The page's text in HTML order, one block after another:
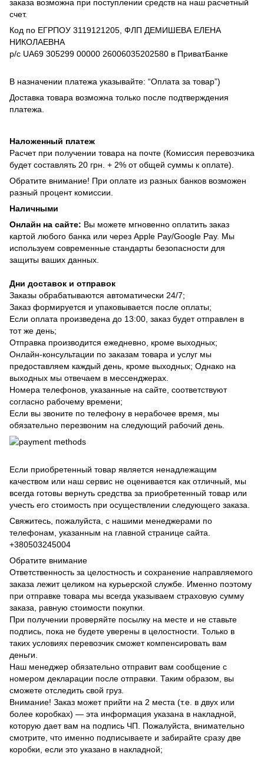
заказа возможна при поступлении средств на наш расчетный
счет.
Код по ЕГРПОУ 3119121205, ФЛП ДЕМИШЕВА ЕЛЕНА
НИКОЛАЕВНА
р/с UA69 305299 00000 26006035202580 в ПриватБанке
В назначении платежа указывайте: “Оплата за товар”)
Доставка товара возможна только после подтверждения
платежа.
Наложенный платеж
Расчет при получении товара на почте (Комиссия перевозчика
будет составлять 20 грн. + 2% от общей суммы к оплате).
Обратите внимание! При оплате из разных банков возможен
разный процент комиссии.
Наличными
Онлайн на сайте: Вы можете мгновенно оплатить заказ
картой любого банка или через Apple Pay/Google Pay. Мы
используем современные стандарты безопасности для
защиты ваших данных.
Дни доставок и отправок
Заказы обрабатываются автоматически 24/7;
Заказ формируется и упаковывается после оплаты;
Если оплата произведена до 13:00, заказ будет отправлен в
тот же день;
Отправка производится ежедневно, кроме выходных;
Онлайн-консультации по заказам товара и услуг мы
предоставляем каждый день, кроме выходных; Однако на
выходных мы отвечаем в мессенджерах.
Номера телефонов, указанные на сайте, соответствуют
согласно рабочему времени;
Если вы звоните по телефону в нерабочее время, мы
обязательно перезвоним на следующий рабочий день.
Если приобретенный товар является ненадлежащим
качеством или наш сервис не оценивается как отличный, мы
всегда готовы вернуть средства за приобретенный товар или
учесть его стоимость при осуществлении следующего заказа.
Свяжитесь, пожалуйста, с нашими менеджерами по
телефонам, указанным на главной странице сайта.
+380503245004
Обратите внимание
Ответственность за целостность и сохранение направляемого
заказа лежит целиком на курьерской службе. Именно поэтому
при отправке товара мы всегда указываем страховую сумму
заказа, равную стоимости покупки.
При получении проверяйте посылку на месте и не ставьте
подпись, пока не будете уверены в целостности. Только в
таких условиях перевозчик сможет компенсировать вам
деньги.
Наш менеджер обязательно отправит вам сообщение с
номером декларации после отправки. Таким образом, вы
сможете отследить свой груз.
Внимание! Заказ может прийти на 2 места (т.е. в двух или
более коробках) — эта информация указана в накладной,
которую дает вам на подпись ЧП. Пожалуйста, внимательно
смотрите, что именно подписываете и забирайте сразу две
коробки, если это указано в накладной;